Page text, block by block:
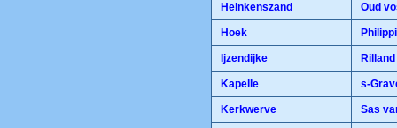
Heinkenszand Oud
Hoek
Ijzendijke Rilland
Kapelle s-
Kerkwerve Sas